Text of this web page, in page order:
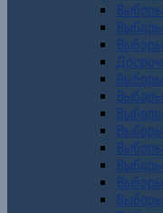
Выборы
Выборы
Выборы
Выборы